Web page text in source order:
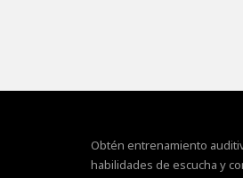
Obtén entrenamiento
habilidades de escucha y